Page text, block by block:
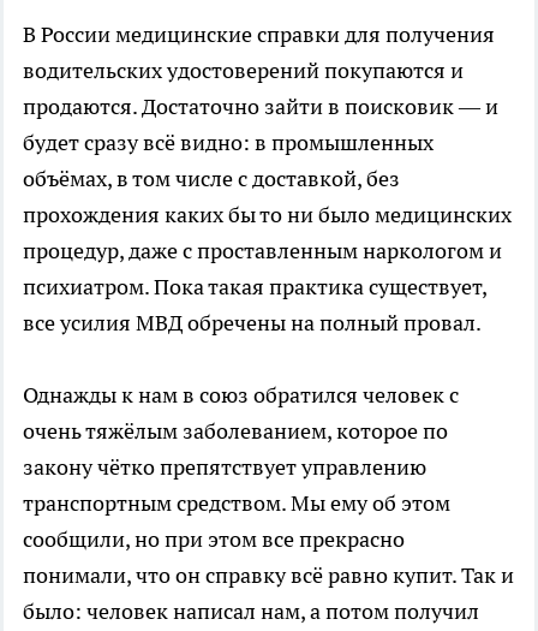
В России медицинские справки для получения
водительских удостоверений покупаются и
продаются. Достаточно зайти в поисковик — и
будет сразу всё видно: в промышленных
объёмах, в том числе с доставкой, без
прохождения каких бы то ни было медицинских
процедур, даже с проставленным наркологом и
психиатром. Пока такая практика существует,
все усилия МВД обречены на полный провал.
Однажды к нам в союз обратился человек с
очень тяжёлым заболеванием, которое по
закону чётко препятствует управлению
транспортным средством. Мы ему об этом
сообщили, но при этом все прекрасно
понимали, что он справку всё равно купит. Так и
было: человек написал нам, а потом получил